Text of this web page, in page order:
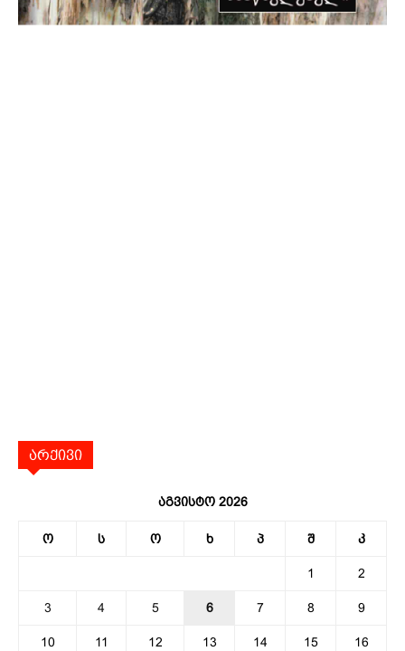
არქივი
აგვისტო 2026
ო ს ო ხ პ შ კ
1 2
3 4 5 6 7 8 9
10 11 12 13 14 15 16